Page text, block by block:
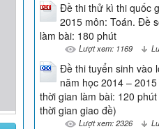
Đề thi thử kì thi quốc
2015 môn: Toán. Đề
làm bài: 180 phút
Lượt xem: 1169
Đề thi tuyển sinh vào
năm học 2014 –
thời gian làm bài: 120
thời gian giao đề)
Lượt xem: 2326